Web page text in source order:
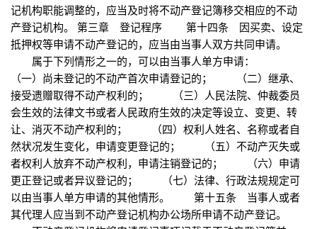
记机构职能调整的，应当及时将不动产登记簿移交相应的不动
产登记机构。 第三章 登记程序 第十四条 因买卖、设定
抵押权等申请不动产登记的，应当由当事人双方共同申请。
属于下列情形之一的，可以由当事人单方申请：
（一）尚未登记的不动产首次申请登记的； （二）继承、
接受遗赠取得不动产权利的； （三）人民法院、仲裁委员
会生效的法律文书或者人民政府生效的决定等设立、变更、转
让、消灭不动产权利的； （四）权利人姓名、名称或者自
然状况发生变化，申请变更登记的； （五）不动产灭失或
者权利人放弃不动产权利，申请注销登记的； （六）申请
更正登记或者异议登记的； （七）法律、行政法规规定可
以由当事人单方申请的其他情形。 第十五条 当事人或者
其代理人应当到不动产登记机构办公场所申请不动产登记。